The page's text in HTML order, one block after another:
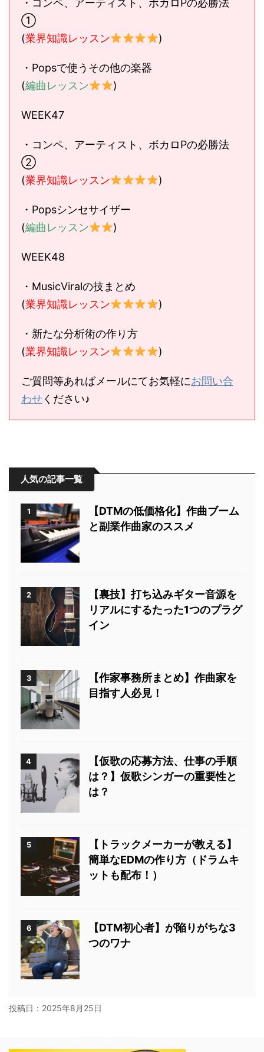
・コンペ、アーティスト、ボカロPの必勝法
①
(業界知識レッスン )
・Popsで使うその他の楽器
(編曲レッスン )
WEEK47
・コンペ、アーティスト、ボカロPの必勝法
②
(業界知識レッスン )
・Popsシンセサイザー
(編曲レッスン )
WEEK48
・MusicViralの技まとめ
(業界知識レッスン )
・新たな分析術の作り方
(業界知識レッスン )
ご質問等あればメールにてお気軽にお問い合
わせください♪
人気の記事一覧
1
【DTMの低価格化】作曲ブーム
と副業作曲家のススメ
2
【裏技】打ち込みギター音源を
リアルにするたった1つのプラグ
イン
3
【作家事務所まとめ】作曲家を
目指す人必見！
4
【仮歌の応募方法、仕事の手順
は？】仮歌シンガーの重要性と
は？
5
【トラックメーカーが教える】
簡単なEDMの作り方（ドラムキ
ットも配布！）
6
【DTM初心者】が陥りがちな3
つのワナ
投稿日： 2025年8月25日